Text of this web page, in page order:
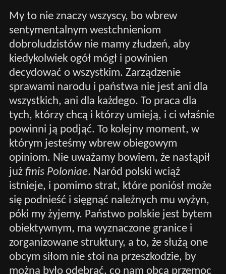
My to nie znaczy wszyscy, bo wbrew
sentymentalnym westchnieniom
dobroludzistów nie mamy złudzeń, aby
kiedykolwiek ogół mógł i powinien
decydować o wszystkim. Zarządzenie
sprawami narodu i państwa nie jest ani dla
wszystkich, ani dla każdego. To praca dla
tych, którzy chcą i którzy umieją, i ci właśnie
powinni ją podjąć. To kolejny moment, w
którym jesteśmy wbrew obiegowym
opiniom. Nie uważamy bowiem, że nastąpił
już finis Poloniae. Naród polski wciąż
istnieje, i pomimo strat, które poniósł może
się podnieść i sięgnąć należnych mu wyżyn,
póki my żyjemy. Państwo polskie jest bytem
obiektywnym, ma wyznaczone granice i
zorganizowane struktury, a to, że służą one
obcym siłom nie stoi na przeszkodzie, by
można było odebrać, co nam obca przemoc